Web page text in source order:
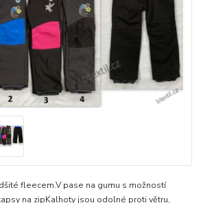
fleecem.V pase na gumu s možností
na zipKalhoty jsou odolné proti větru,